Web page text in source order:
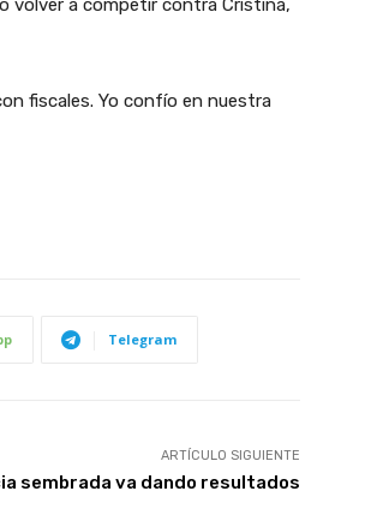
volver a competir contra Cristina,
fiscales. Yo confío en nuestra
Telegram
ARTÍCULO SIGUIENTE
sembrada va dando resultados